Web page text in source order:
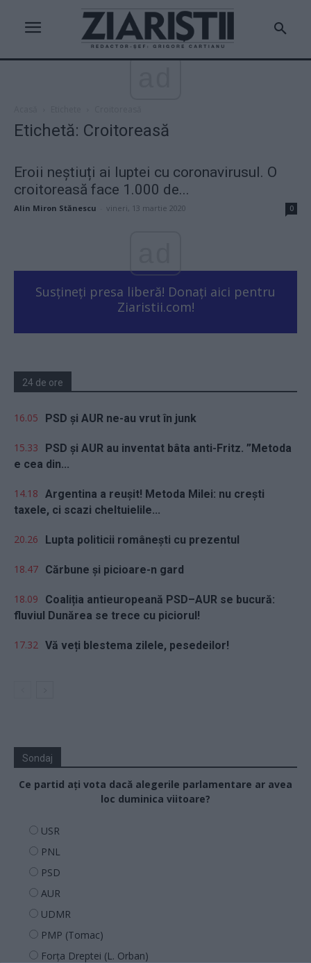
Etichetă: Croitoreasă
Eroii neştiuți ai luptei cu coronavirusul. O
croitoreasă face 1.000 de...
Alin Miron Stănescu vineri, 13 martie 2020 0
Susțineți presa liberă! Donați aici pentru
Ziaristii.com!
24 de ore
16.05 PSD și AUR ne-au vrut în junk
15.33
PSD și AUR au inventat bâta anti-Fritz. ”Metoda
e cea din...
14.18 Argentina a reușit! Metoda Milei: nu crești
taxele, ci scazi cheltuielile...
20.26 Lupta politicii românești cu prezentul
18.47 Cărbune și picioare-n gard
18.09
Coaliția antieuropeană PSD–AUR se bucură:
fluviul Dunărea se trece cu piciorul!
17.32 Vă veți blestema zilele, pesedeilor!
Sondaj
Ce partid ați vota dacă alegerile parlamentare ar avea
loc duminica viitoare?
USR
PNL
PSD
AUR
UDMR
PMP (Tomac)
Forța Dreptei (L. Orban)